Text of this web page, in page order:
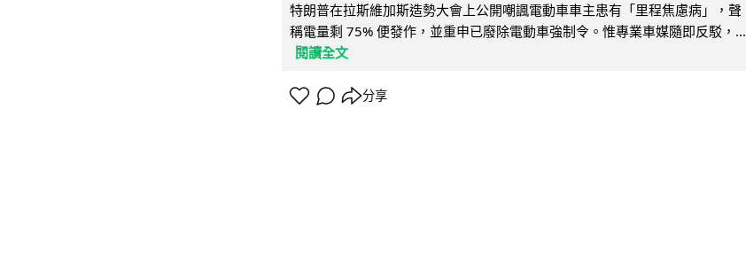
特朗普在拉斯維加斯造勢大會上公開嘲諷電動車車主患有「里程焦慮病」，聲
稱電量剩 75% 便發作，並重申已廢除電動車強制令。惟專業車媒隨即反駁，...
閱讀全文
分享